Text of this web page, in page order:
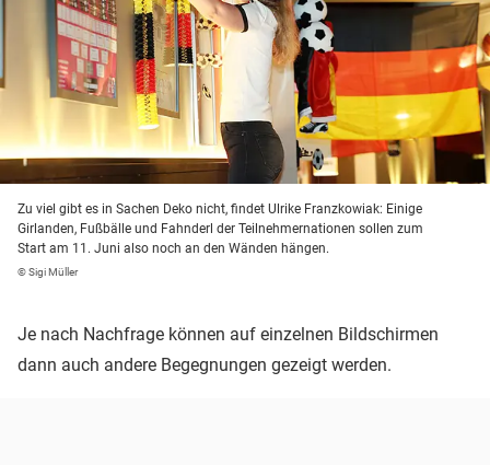
Zu viel gibt es in Sachen Deko nicht, findet Ulrike Franzkowiak: Einige
Girlanden, Fußbälle und Fahnderl der Teilnehmernationen sollen zum
Start am 11. Juni also noch an den Wänden hängen.
© Sigi Müller
Je nach Nachfrage können auf einzelnen Bildschirmen
dann auch andere Begegnungen gezeigt werden.